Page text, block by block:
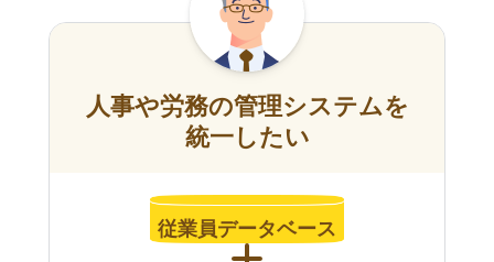
人事や労務の管理システムを
統一したい
従業員データベース